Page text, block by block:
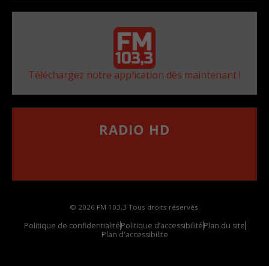
Téléchargez notre application dès maintenant !
RADIO HD
© 2026 FM 103,3 Tous droits réservés.
Politique de confidentialitéPolitique d’accessibilitéPlan du site
Plan d'accessibilite